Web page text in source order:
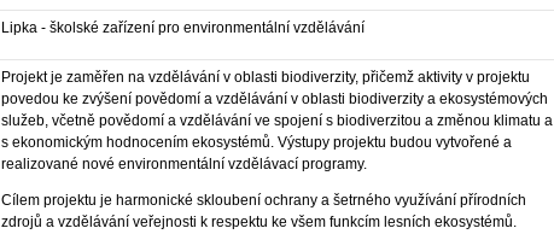
Lipka - školské zařízení pro environmentální vzdělávání
Projekt je zaměřen na vzdělávání v oblasti biodiverzity, přičemž aktivity v projektu
povedou ke zvýšení povědomí a vzdělávání v oblasti biodiverzity a ekosystémových
služeb, včetně povědomí a vzdělávání ve spojení s biodiverzitou a změnou klimatu a
s ekonomickým hodnocením ekosystémů. Výstupy projektu budou vytvořené a
realizované nové environmentální vzdělávací programy.
Cílem projektu je harmonické skloubení ochrany a šetrného využívání přírodních
zdrojů a vzdělávání veřejnosti k respektu ke všem funkcím lesních ekosystémů.